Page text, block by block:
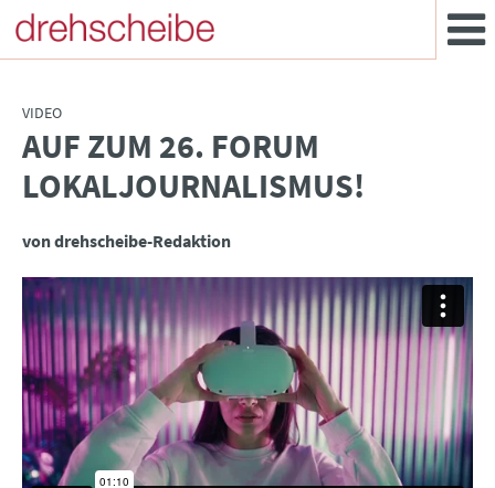
VIDEO
AUF ZUM 26. FORUM
LOKALJOURNALISMUS!
von drehscheibe-Redaktion